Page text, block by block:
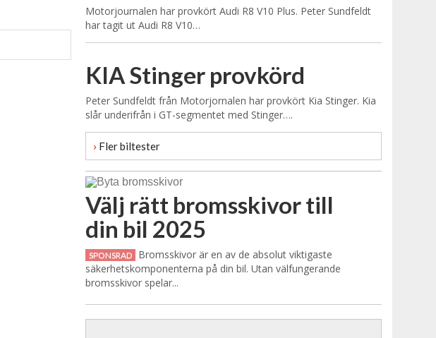
Motorjournalen har provkört Audi R8 V10 Plus. Peter Sundfeldt
har tagit ut Audi R8 V10…
KIA Stinger provkörd
Peter Sundfeldt från Motorjornalen har provkört Kia Stinger. Kia
slår underifrån i GT-segmentet med Stinger….
› Fler biltester
Välj rätt bromsskivor till
din bil 2025
SPONSRAD
Bromsskivor är en av de absolut viktigaste
säkerhetskomponenterna på din bil. Utan välfungerande
bromsskivor spelar...